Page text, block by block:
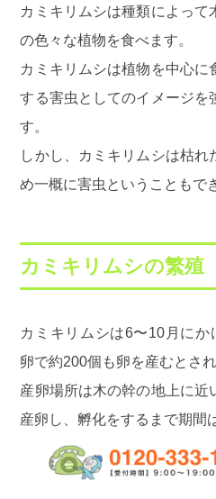
カミキリムシは種類によっ
の色々な植物を食べます。
カミキリムシは植物を中心に
する害虫としてのイメージを
す。
しかし、カミキリムシは枯れ
め一概に害虫ということもで
カミキリムシの繁殖
カミキリムシは6〜10月に
卵で約200個も卵を産むとされ
産卵場所は木の幹の地上に近
産卵し、孵化をするまで期間
カミキリムシの成虫は木の中
5〜6月ごろに孵化し、木に